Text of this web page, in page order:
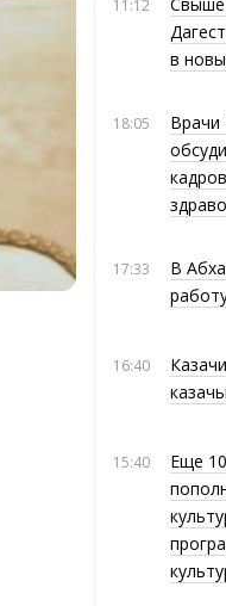
11:12
в
18:05
Врачи
17:33
В
16:40
15:40
Еще